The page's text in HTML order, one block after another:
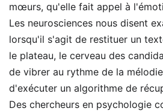
mœurs, qu'elle fait appel à
Les neurosciences nous disent
lorsqu'il s'agit de restituer un
le plateau, le cerveau des
de vibrer au rythme de la
d'exécuter un algorithme de
Des chercheurs en psychologie